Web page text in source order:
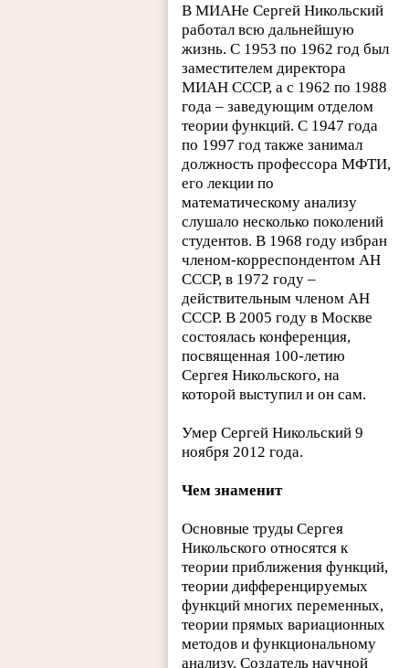
В МИАНе Сергей Никольский
работал всю дальнейшую
жизнь. С 1953 по 1962 год был
заместителем директора
МИАН СССР, а с 1962 по 1988
года – заведующим отделом
теории функций. С 1947 года
по 1997 год также занимал
должность профессора МФТИ,
его лекции по
математическому анализу
слушало несколько поколений
студентов. В 1968 году избран
членом-корреспондентом АН
СССР, в 1972 году –
действительным членом АН
СССР. В 2005 году в Москве
состоялась конференция,
посвященная 100-летию
Сергея Никольского, на
которой выступил и он сам.
Умер Сергей Никольский 9
ноября 2012 года.
Чем знаменит
Основные труды Сергея
Никольского относятся к
теории приближения функций,
теории дифференцируемых
функций многих переменных,
теории прямых вариационных
методов и функциональному
анализу. Создатель научной